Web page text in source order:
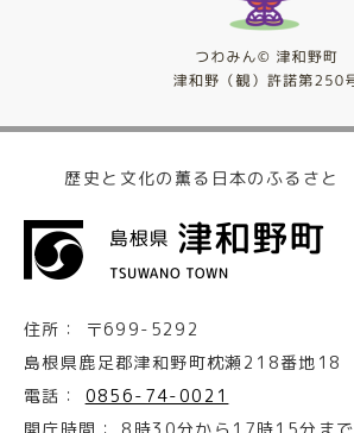
歴史と文化の薫る日本のふるさと
住所：
〒699-5292
島根県鹿足郡津和野町枕瀬218番地18
電話：
0856-74-0021